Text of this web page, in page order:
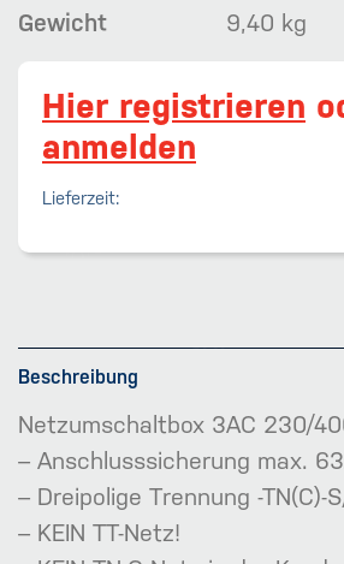
Gewicht
9,40 kg
Hier registrieren
anmelden
Lieferzeit:
Beschreibung
Netzumschaltbox 3AC 230/
– Anschlusssicherung max.
– Dreipolige Trennung -TN(C)-
– KEIN TT-Netz!